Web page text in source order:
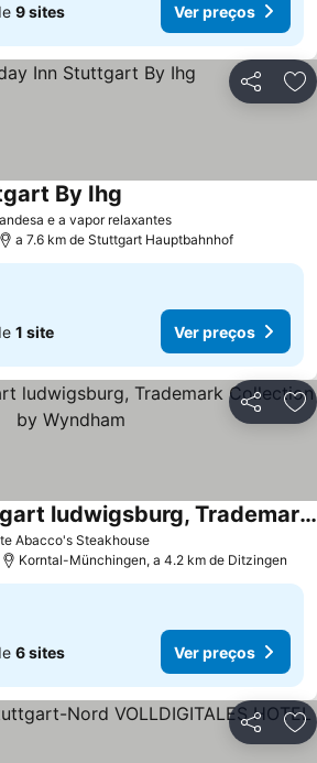
9 sites Ver preços
Partilhar
e a vapor relaxantesVer preços
By Ihg
a 7.6 km de Stuttgart Hauptbahnhof
1 site Ver preços
Partilhar
Abacco's SteakhouseVer preços
elaya hotel stuttgart ludwigsburg, Trademark Collection by Wyndham
Korntal-Münchingen, a 4.2 km de Ditzingen
6 sites Ver preços
Partilhar